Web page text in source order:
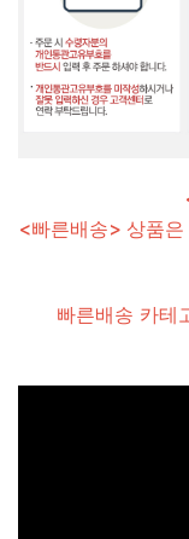
<빠른배송> 상품
빠른배송 카테